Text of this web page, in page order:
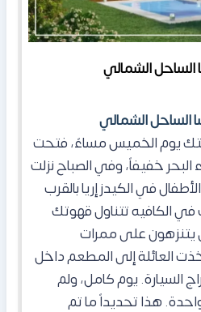
الساحل الشمالي
الساحل الشمالي
يوم الخميس مساءً، فتحت
خفيفاً، وفي الصباح نزلت
في الكيدز إريا بالقرب
الكافيه تتناول قهوتك
على ممرات
العائلة إلى المطعم داخل
السيارة. يوم كامل، ولم
هذا تحديداً ما تم